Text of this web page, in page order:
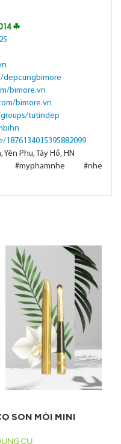
☘
depcungbimore
bimore.vn
bimore.vn
tutindep
Phụ, Tây Hồ, HN
#myphamnhe #nhe
SON MÔI MINI
CỤ